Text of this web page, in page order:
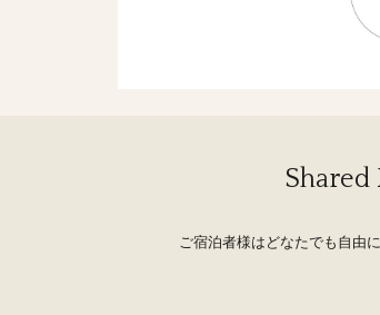
Shared
ご宿泊者様はどなたでも自由